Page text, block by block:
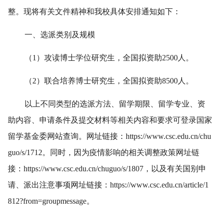
整。现将有关文件精神和我校具体安排通知如下：
一、选派类别及规模
（1）攻读博士学位研究生，全国拟资助2500人。
（2）联合培养博士研究生，全国拟资助8500人。
以上不同类型的选派方法、留学期限、留学专业、资
助内容、申请条件及提交材料等相关内容和要求可登录国家
留学基金委网站查询。网址链接：https://www.csc.edu.cn/chu
guo/s/1712。同时，因为疫情影响的相关调整政策网址链
接：https://www.csc.edu.cn/chuguo/s/1807，以及有关国别申
请、派出注意事项网址链接：https://www.csc.edu.cn/article/1
812?from=groupmessage。